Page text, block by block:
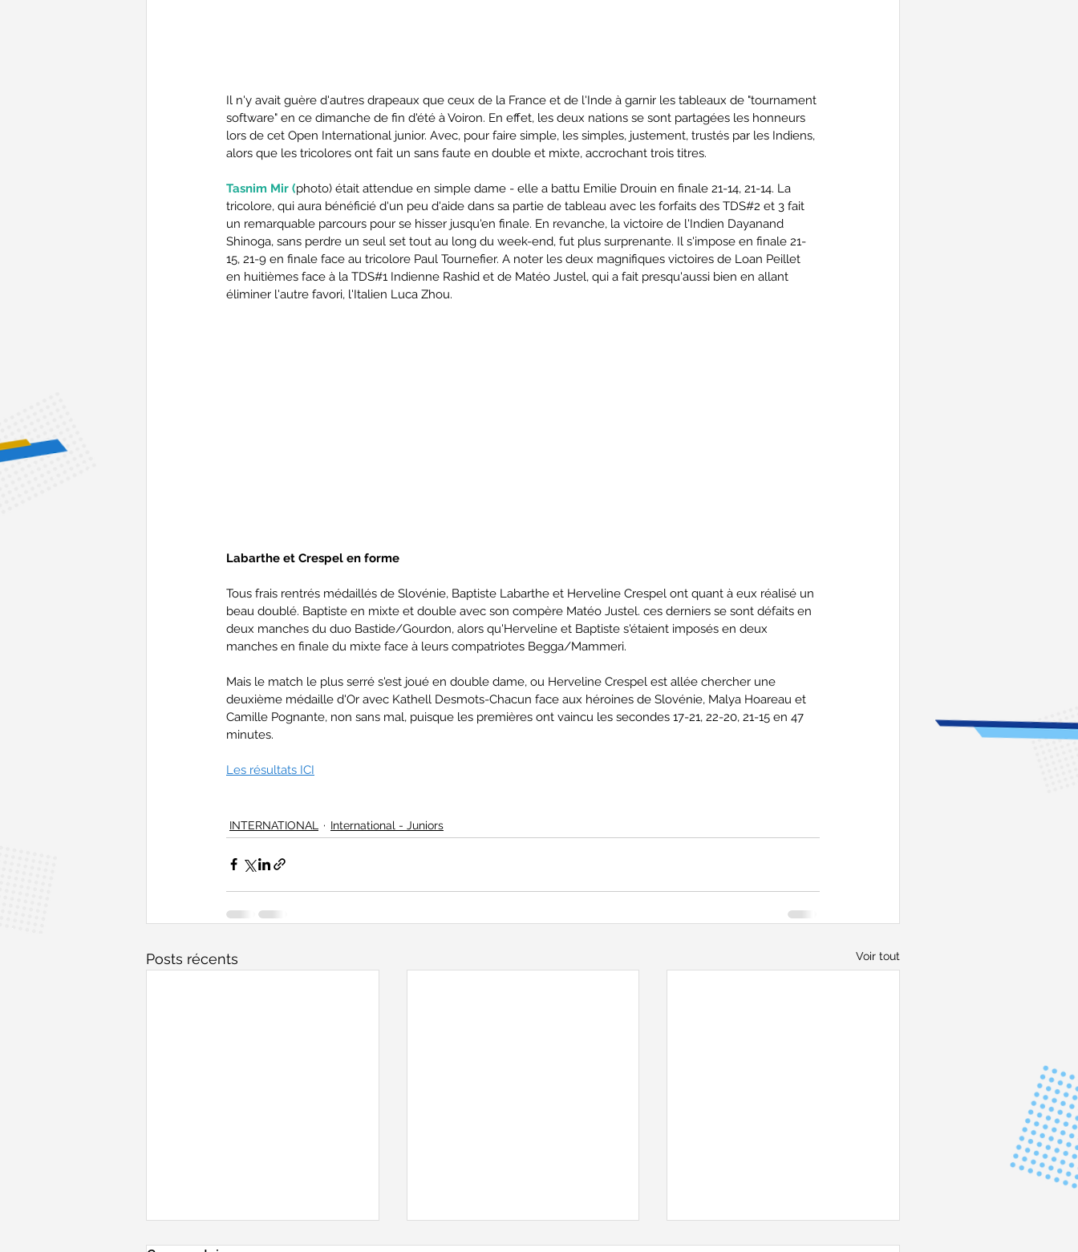
Il n'y avait guère d'autres drapeaux que ceux de la France et de l'Inde à garnir les tableaux de "tournament
software" en ce dimanche de fin d'été à Voiron. En effet, les deux nations se sont partagées les honneurs
lors de cet Open International junior. Avec, pour faire simple, les simples, justement, trustés par les Indiens,
alors que les tricolores ont fait un sans faute en double et mixte, accrochant trois titres.
Tasnim Mir (photo) était attendue en simple dame - elle a battu Emilie Drouin en finale 21-14, 21-14. La
tricolore, qui aura bénéficié d'un peu d'aide dans sa partie de tableau avec les forfaits des TDS#2 et 3 fait
un remarquable parcours pour se hisser jusqu'en finale. En revanche, la victoire de l'Indien Dayanand
Shinoga, sans perdre un seul set tout au long du week-end, fut plus surprenante. Il s'impose en finale 21-
15, 21-9 en finale face au tricolore Paul Tournefier. A noter les deux magnifiques victoires de Loan Peillet
en huitièmes face à la TDS#1 Indienne Rashid et de Matéo Justel, qui a fait presqu'aussi bien en allant
éliminer l'autre favori, l'Italien Luca Zhou.
Labarthe et Crespel en forme
Tous frais rentrés médaillés de Slovénie, Baptiste Labarthe et Herveline Crespel ont quant à eux réalisé un
beau doublé. Baptiste en mixte et double avec son compère Matéo Justel. ces derniers se sont défaits en
deux manches du duo Bastide/Gourdon, alors qu'Herveline et Baptiste s'étaient imposés en deux
manches en finale du mixte face à leurs compatriotes Begga/Mammeri.
Mais le match le plus serré s'est joué en double dame, ou Herveline Crespel est allée chercher une
deuxième médaille d'Or avec Kathell Desmots-Chacun face aux héroines de Slovénie, Malya Hoareau et
Camille Pognante, non sans mal, puisque les premières ont vaincu les secondes 17-21, 22-20, 21-15 en 47
minutes.
Les résultats ICI
INTERNATIONAL International - Juniors
Posts récents Voir tout